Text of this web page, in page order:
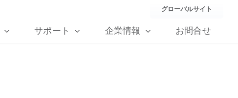
グローバルサイト
サポート 企業情報 お問合せ